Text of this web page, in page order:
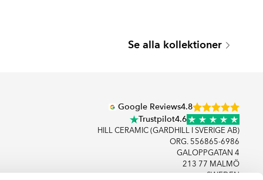
Se alla kollektioner
Google Reviews4.8
Trustpilot4.6
HILL CERAMIC (GARDHILL I SVERIGE AB)
ORG. 556865-6986
GALOPPGATAN 4
213 77 MALMÖ
SWEDEN